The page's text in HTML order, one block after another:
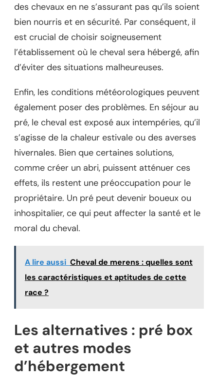
des chevaux en ne s’assurant pas qu’ils soient
bien nourris et en sécurité. Par conséquent, il
est crucial de choisir soigneusement
l’établissement où le cheval sera hébergé, afin
d’éviter des situations malheureuses.
Enfin, les conditions météorologiques peuvent
également poser des problèmes. En séjour au
pré, le cheval est exposé aux intempéries, qu’il
s’agisse de la chaleur estivale ou des averses
hivernales. Bien que certaines solutions,
comme créer un abri, puissent atténuer ces
effets, ils restent une préoccupation pour le
propriétaire. Un pré peut devenir boueux ou
inhospitalier, ce qui peut affecter la santé et le
moral du cheval.
A lire aussi Cheval de merens : quelles sont
les caractéristiques et aptitudes de cette
race ?
Les alternatives : pré box
et autres modes
d’hébergement